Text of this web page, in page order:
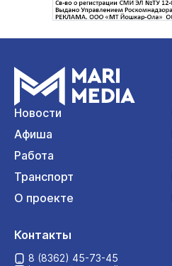
Новости
Афиша
Работа
Транспорт
О проекте
Контакты
8 (8362) 45-73-45